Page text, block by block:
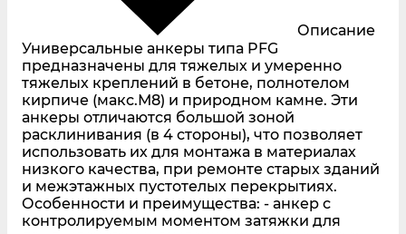
Описание
Универсальные анкеры типа PFG
предназначены для тяжелых и умеренно
тяжелых креплений в бетоне, полнотелом
кирпиче (макс.М8) и природном камне. Эти
анкеры отличаются большой зоной
расклинивания (в 4 стороны), что позволяет
использовать их для монтажа в материалах
низкого качества, при ремонте старых зданий
и межэтажных пустотелых перекрытиях.
Особенности и преимущества: - анкер с
контролируемым моментом затяжки для